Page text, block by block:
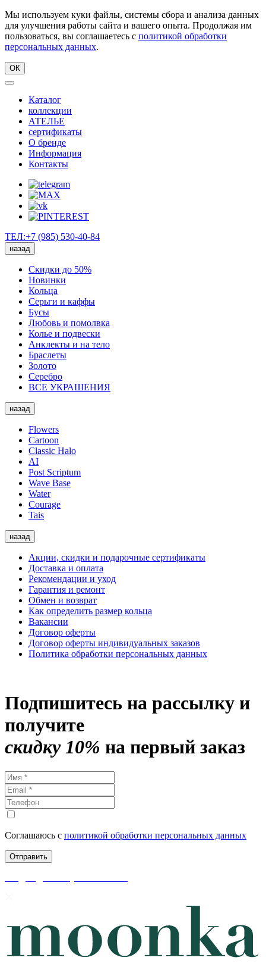
Мы используем куки файлы, системы сбора и анализа данных
для улучшения работы сайта и вашего опыта. Продолжая им
пользоваться, вы соглашаетесь с политикой обработки
персональных данных.
ОК
Каталог
коллекции
АТЕЛЬЕ
сертификаты
О бренде
Информация
Контакты
ТЕЛ:+7 (985) 530-40-84
назад
Скидки до 50%
Новинки
Кольца
Серьги и каффы
Бусы
Любовь и помолвка
Колье и подвески
Анклекты и на тело
Браслеты
Золото
Серебро
ВСЕ УКРАШЕНИЯ
назад
Flowers
Cartoon
Classic Halo
AI
Post Scriptum
Wave Base
Water
Courage
Tais
назад
Акции, скидки и подарочные сертификаты
Доставка и оплата
Рекомендации и уход
Гарантия и ремонт
Обмен и возврат
Как определить размер кольца
Вакансии
Договор оферты
Договор оферты индивидуальных заказов
Политика обработки персональных данных
Подпишитесь на рассылку и
получите
скидку 10% на первый заказ
Соглашаюсь с политикой обработки персональных данных